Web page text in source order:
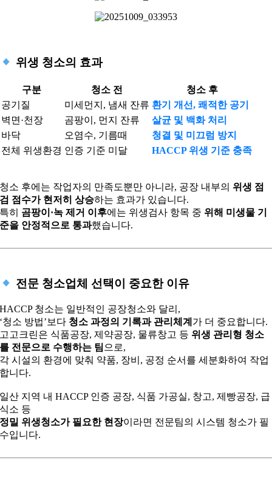
위생 청소의 효과
구분 청소 전
청소 후
공기질
미세먼지, 냄새 잔류 환기 개선, 쾌적한 공기
벽면·천장
곰팡이, 먼지 잔류
살균 및 백화 처리
바닥
오염수, 기름때
청결 및 미끄럼 방지
전체 위생환경 인증 기준 미달 HACCP 위생 기준 충족
청소 후에는 작업자의 만족도뿐만 아니라, 공장 내부의 위생 점
검 점수가 현저히 상승하는 효과가 있습니다.
특히 곰팡이·녹 제거 이후에는 위생검사 항목 중 위해 미생물 기
준을 안정적으로 통과했습니다.
전문 청소업체 선택이 중요한 이유
HACCP 청소는 일반적인 공장청소와 달리,
‘청소 방법’보다 청소 과정의 기록과 관리체계 가 더 중요합니다.
고고크린은 식품공장, 제약공장, 물류창고 등 위생 관리형 청소
를 전문으로 수행하는 팀 으로,
각 시설의 환경에 맞춰 약품, 장비, 공정 순서를 세분화하여 작업
합니다.
일산 지역 내 HACCP 인증 공장, 식품 가공실, 창고, 제빵공장, 급
식소 등
정밀 위생청소가 필요한 현장이라면 전문팀의 시스템 청소가 필
수입니다.